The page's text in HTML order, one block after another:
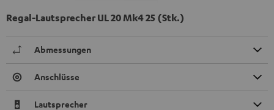
Regal-Lautsprecher UL 20 Mk4 25 (Stk.)
Abmessungen
Anschlüsse
Lautsprecher